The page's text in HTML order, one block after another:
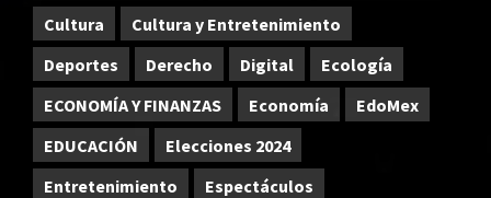
Cultura
Cultura y Entretenimiento
Deportes
Derecho Digital
Ecología
ECONOMÍA Y FINANZAS
Economía
EdoMex
EDUCACIÓN
Elecciones 2024
Entretenimiento
Espectáculos